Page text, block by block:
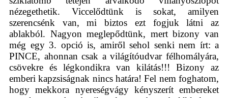
nézegethetik. Viccelődtünk is sokat, amilyen
szerencsénk van, mi biztos ezt fogjuk látni az
ablakból. Nagyon meglepődtünk, mert bizony van
még egy 3. opció is, amiről sehol senki nem írt: a
PINCE, ahonnan csak a világítóudvar félhomályára,
csövekre és légkondikra van kilátás!!! Bizony az
emberi kapzsiságnak nincs határa! Fel nem foghatom,
hogy mekkora nyereségvágy kényszerít embereket